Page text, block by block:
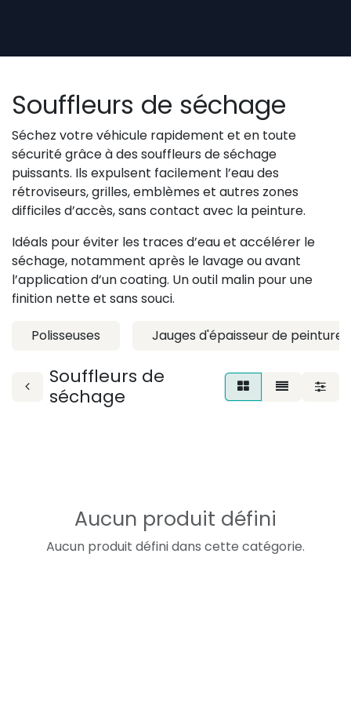
Souffleurs de séchage
Séchez votre véhicule rapidement et en toute
sécurité grâce à des souffleurs de séchage
puissants. Ils expulsent facilement l’eau des
rétroviseurs, grilles, emblèmes et autres zones
difficiles d’accès, sans contact avec la peinture.
Idéals pour éviter les traces d’eau et accélérer le
séchage, notamment après le lavage ou avant
l’application d’un coating. Un outil malin pour une
finition nette et sans souci.
Polisseuses Jauges d'épaisseur de peinture
Souffleurs de
séchage
Aucun produit défini
Aucun produit défini dans cette catégorie.